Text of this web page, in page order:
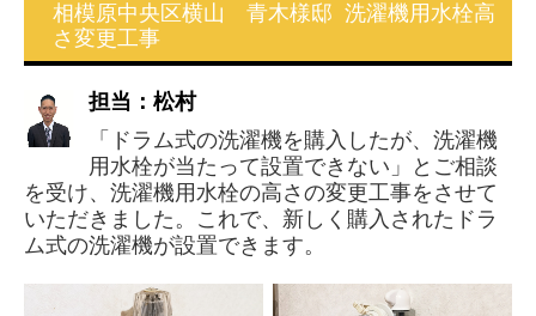
相模原中央区横山 青木様邸 洗濯機用水栓高
さ変更工事
担当：松村
「ドラム式の洗濯機を購入したが、洗濯機
用水栓が当たって設置できない」とご相談
を受け、洗濯機用水栓の高さの変更工事をさせて
いただきました。これで、新しく購入されたドラ
ム式の洗濯機が設置できます。